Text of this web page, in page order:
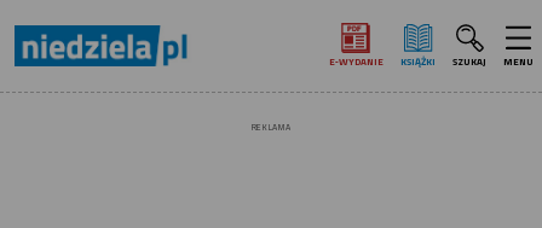
E‑WYDANIE KSIĄŻKI SZUKAJ MENU
REKLAMA